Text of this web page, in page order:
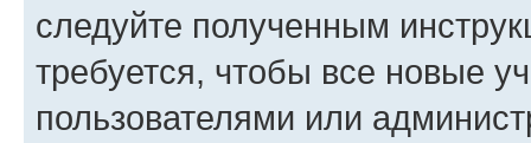
следуйте полученным
требуется, чтобы все новые
пользователями или